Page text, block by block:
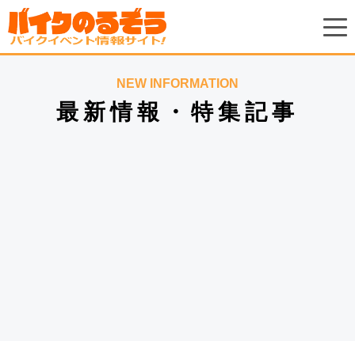
NEW INFORMATION
最新情報・特集記事